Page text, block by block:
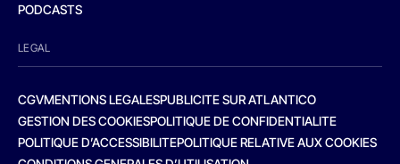
PODCASTS
LEGAL
CGVMENTIONS LEGALESPUBLICITE SUR ATLANTICO
GESTION DES COOKIESPOLITIQUE DE CONFIDENTIALITE
POLITIQUE D’ACCESSIBILITEPOLITIQUE RELATIVE AUX COOKIES